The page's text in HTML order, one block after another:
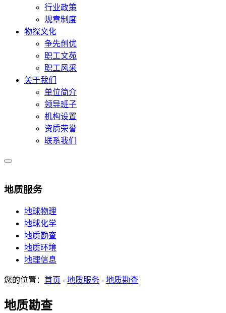
行业政策
规章制度
物探文化
争先创优
职工文苑
职工风采
关于我们
单位简介
领导班子
机构设置
资质荣誉
联系我们
地质服务
地球物理
地球化学
地质勘查
地质环境
地理信息
您的位置： 首页 - 地质服务 - 地质勘查
地质勘查